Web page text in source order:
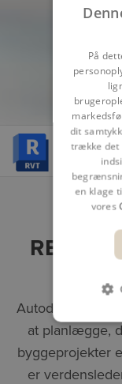
Overblik
REVIT -
Autodesk Revit
at planlægge,
byggeprojekter
er
På
dit
trække det
en klage
vores